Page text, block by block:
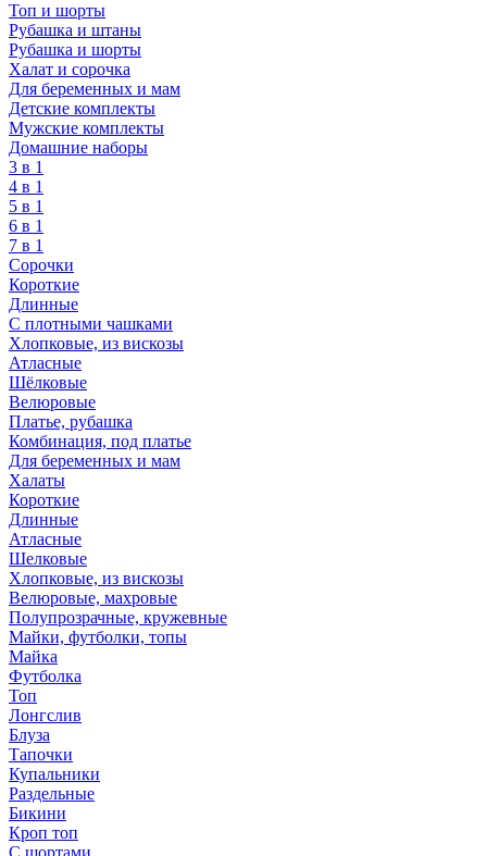
Топ и шорты
Рубашка и штаны
Рубашка и шорты
Халат и сорочка
Для беременных и мам
Детские комплекты
Мужские комплекты
Домашние наборы
3 в 1
4 в 1
5 в 1
6 в 1
7 в 1
Сорочки
Короткие
Длинные
С плотными чашками
Хлопковые, из вискозы
Атласные
Шёлковые
Велюровые
Платье, рубашка
Комбинация, под платье
Для беременных и мам
Халаты
Короткие
Длинные
Атласные
Шелковые
Хлопковые, из вискозы
Велюровые, махровые
Полупрозрачные, кружевные
Майки, футболки, топы
Майка
Футболка
Топ
Лонгслив
Блуза
Тапочки
Купальники
Раздельные
Бикини
Кроп топ
С шортами